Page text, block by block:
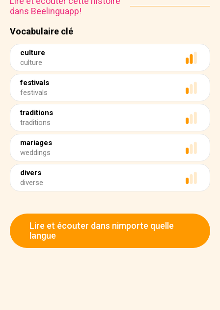
Vocabulaire clé
culture
culture
festivals
festivals
traditions
traditions
mariages
weddings
divers
diverse
dans Beelinguapp!
Lire et écouter dans nimporte quelle
langue